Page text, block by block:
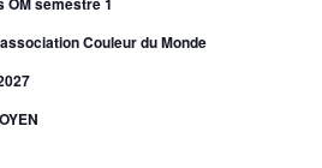
Couleur du Monde